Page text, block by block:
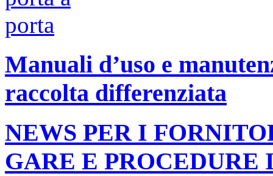
Manuali d’uso e
raccolta differenziata
NEWS PER I
GARE E PROCEDURE